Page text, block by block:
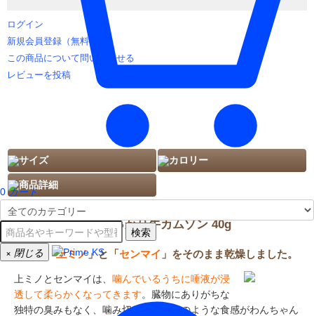
0 カート
検索
× 閉じる
ログイン
新規会員登録（無料）
この商品について問い合わせる
レビューを投稿
サイズ カロリー
商品詳細
デンタルケア しっかり牛カムゾン 40g
希少な「上ミノ」と「センマイ 」をそのまま乾燥しました。
上ミノとセンマイは、 噛んでいるうちに唾液が浸
透して柔らかくなってきます。臓物にありがちな
独特の臭みもなく、噛み切れないグミのような食感がわんちゃん